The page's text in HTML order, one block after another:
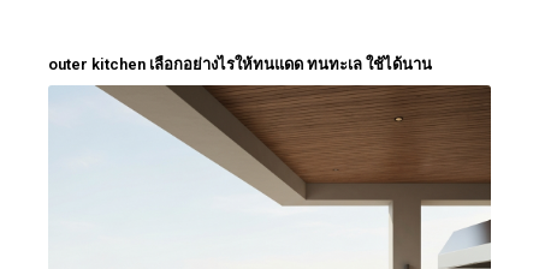
outer kitchen เลือกอย่างไรให้ทนแดด ทนทะเล ใช้ได้นาน